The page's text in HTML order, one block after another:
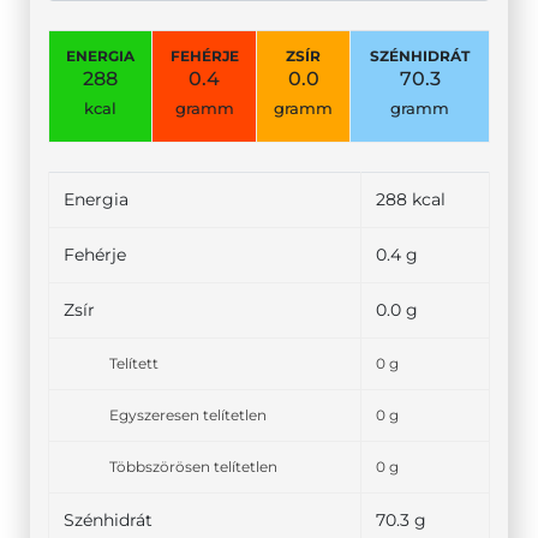
ENERGIA
288
kcal
FEHÉRJE
0.4
gramm
ZSÍR
0.0
gramm
SZÉNHIDRÁT
70.3
gramm
Energia 288 kcal
Fehérje 0.4 g
Zsír 0.0 g
Telített 0 g
Egyszeresen telítetlen 0 g
Többszörösen telítetlen 0 g
Szénhidrát 70.3 g